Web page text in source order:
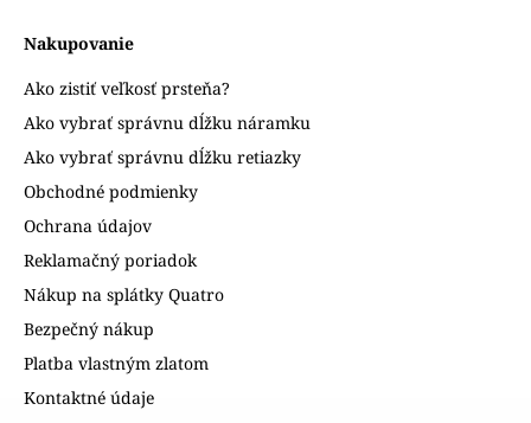
Nakupovanie
Ako zistiť veľkosť prsteňa?
Ako vybrať správnu dĺžku náramku
Ako vybrať správnu dĺžku retiazky
Obchodné podmienky
Ochrana údajov
Reklamačný poriadok
Nákup na splátky Quatro
Bezpečný nákup
Platba vlastným zlatom
Kontaktné údaje